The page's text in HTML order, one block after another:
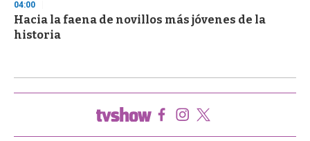
04:00
Hacia la faena de novillos más jóvenes de la
historia